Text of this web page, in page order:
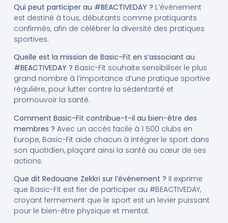
Qui peut participer au #BEACTIVEDAY ? L’événement
est destiné à tous, débutants comme pratiquants
confirmés, afin de célébrer la diversité des pratiques
sportives.
Quelle est la mission de Basic-Fit en s’associant au
#BEACTIVEDAY ? Basic-Fit souhaite sensibiliser le plus
grand nombre à l’importance d’une pratique sportive
régulière, pour lutter contre la sédentarité et
promouvoir la santé.
Comment Basic-Fit contribue-t-il au bien-être des
membres ? Avec un accès facile à 1 500 clubs en
Europe, Basic-Fit aide chacun à intégrer le sport dans
son quotidien, plaçant ainsi la santé au cœur de ses
actions.
Que dit Redouane Zekkri sur l’événement ? Il exprime
que Basic-Fit est fier de participer au #BEACTIVEDAY,
croyant fermement que le sport est un levier puissant
pour le bien-être physique et mental.